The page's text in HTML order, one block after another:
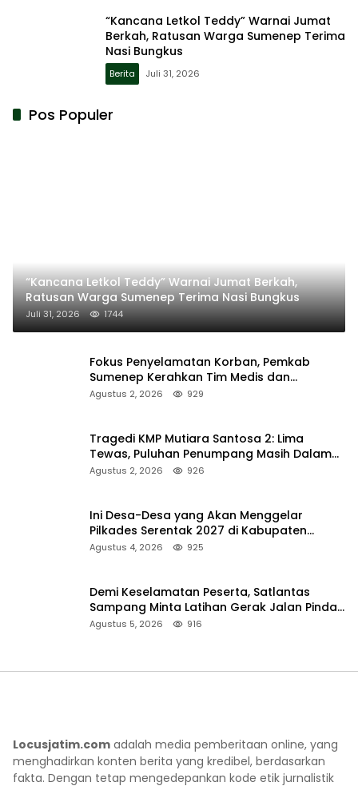
“Kancana Letkol Teddy” Warnai Jumat
Berkah, Ratusan Warga Sumenep Terima
Nasi Bungkus
Berita Juli 31, 2026
Pos Populer
“Kancana Letkol Teddy” Warnai Jumat Berkah,
Ratusan Warga Sumenep Terima Nasi Bungkus
Juli 31, 2026 1744
Fokus Penyelamatan Korban, Pemkab
Sumenep Kerahkan Tim Medis dan
Ambulans ke Pelabuhan Kalianget
Agustus 2, 2026 929
Tragedi KMP Mutiara Santosa 2: Lima
Tewas, Puluhan Penumpang Masih Dalam
Pencarian
Agustus 2, 2026 926
Ini Desa-Desa yang Akan Menggelar
Pilkades Serentak 2027 di Kabupaten
Sumenep
Agustus 4, 2026 925
Demi Keselamatan Peserta, Satlantas
Sampang Minta Latihan Gerak Jalan Pindah
ke Lokasi Aman
Agustus 5, 2026 916
Locusjatim.com adalah media pemberitaan online, yang
menghadirkan konten berita yang kredibel, berdasarkan
fakta. Dengan tetap mengedepankan kode etik jurnalistik